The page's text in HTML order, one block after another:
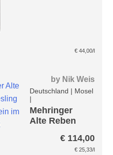
€ 44,00/l
by Nik Weis
Deutschland | Mosel
|
Mehringer
Alte Reben
€ 114,00
€ 25,33/l